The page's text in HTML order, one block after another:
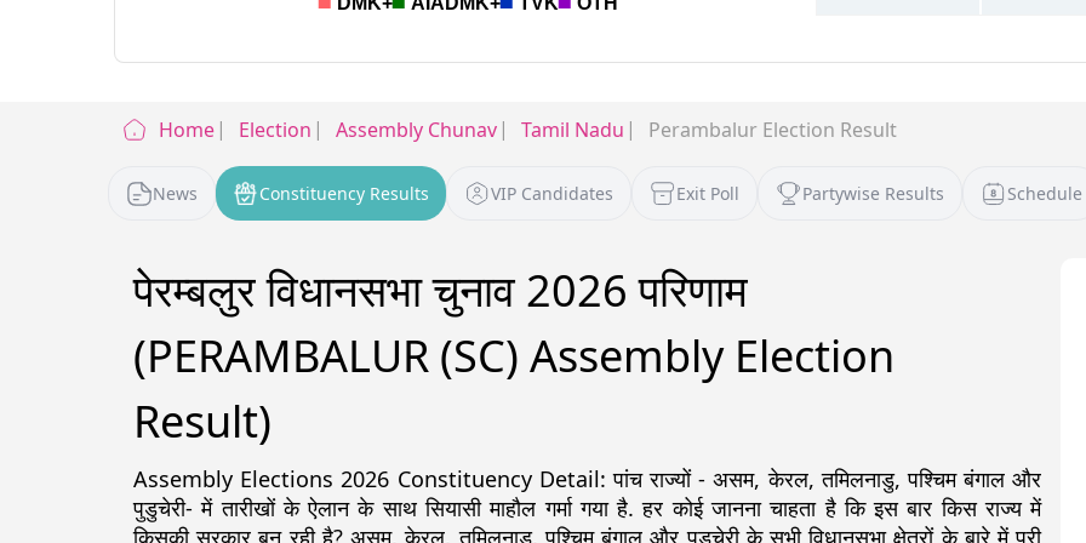
Home Election Assembly Chunav Tamil Nadu Perambalur Election Result
News Constituency Results VIP Candidates Exit Poll Partywise Results Schedule
पेरम्बलुर विधानसभा चुनाव 2026 परिणाम
(PERAMBALUR (SC) Assembly Election
Result)
Assembly Elections 2026 Constituency Detail: पांच राज्यों - असम, केरल, तमिलनाडु, पश्चिम बंगाल और
पुडुचेरी- में तारीखों के ऐलान के साथ सियासी माहौल गर्मा गया है. हर कोई जानना चाहता है कि इस बार किस राज्य में